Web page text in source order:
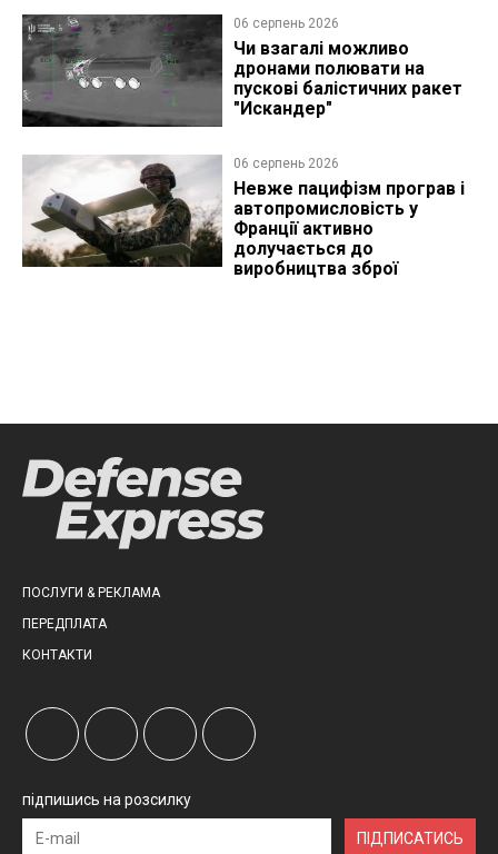
06 серпень 2026
Чи взагалі можливо
дронами полювати на
пускові балістичних ракет
"Искандер"
06 серпень 2026
Невже пацифізм програв і
автопромисловість у
Франції активно
долучається до
виробництва зброї
ПОСЛУГИ & РЕКЛАМА
ПЕРЕДПЛАТА
КОНТАКТИ
підпишись на розсилку
ПІДПИСАТИСЬ